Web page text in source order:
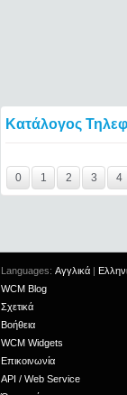
Κατάλογος
0
1 2 3 4
Languages: Αγγλικά |
WCM Blog
Σχετικά
Βοήθεια
WCM Widgets
Επικοινωνία
API / Web Service